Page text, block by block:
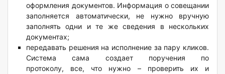
оформления документов. Информация о совещании
заполняется автоматически, не нужно вручную
заполнять одни и те же сведения в нескольких
документах;
передавать решения на исполнение за пару кликов.
Cистема сама создает поручения по
протоколу, все, что нужно – проверить их и